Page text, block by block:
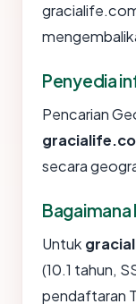
Penyedia
Pencarian
secara
Untuk
(10.1 tahun,
pendaftaran